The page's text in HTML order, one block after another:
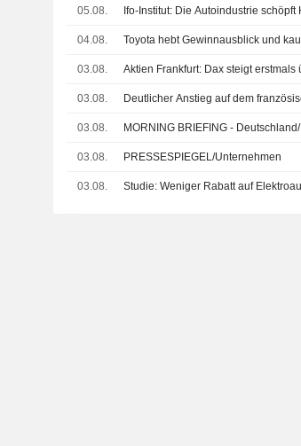
05.08. Ifo-Institut: Die Autoindustrie schöpft
04.08. Toyota hebt Gewinnausblick und
03.08. Aktien Frankfurt: Dax steigt
03.08. Deutlicher Anstieg auf dem
03.08. MORNING BRIEFING -
03.08. PRESSESPIEGEL/Unternehmen
03.08. Studie: Weniger Rabatt auf